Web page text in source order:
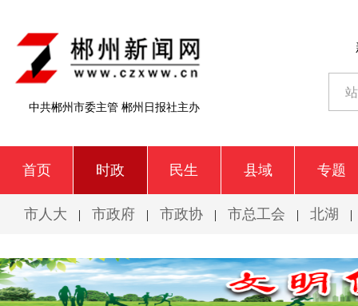
中共郴州市委主管 郴州日报社主办
首页 时政 民生 县域 专题
市人大 | 市政府 | 市政协 | 市总工会 | 北湖 |